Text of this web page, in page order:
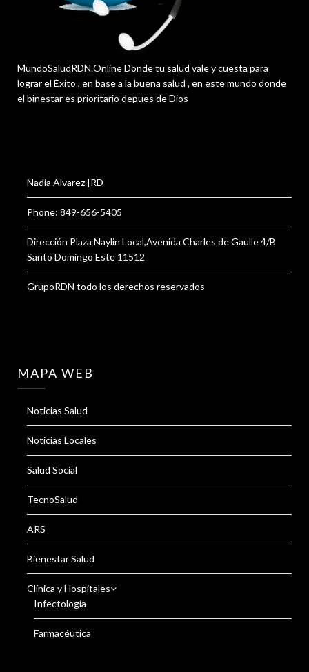
MundoSaludRDN.Online Donde tu salud vale y cuesta para
lograr el Éxito , en base a la buena salud , en este mundo donde
el binestar es prioritario depues de Dios
Nadia Alvarez |RD
Phone: 849-656-5405
Dirección Plaza Naylin Local,Avenida Charles de Gaulle 4/B
Santo Domingo Este 11512
GrupoRDN todo los derechos reservados
MAPA WEB
Noticias Salud
Noticias Locales
Salud Social
TecnoSalud
ARS
Bienestar Salud
Clínica y Hospitales
Infectología
Farmacéutica